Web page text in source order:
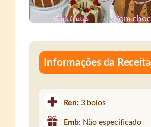
Informações da Receita
Ren:3 bolos
Emb: Não especificado